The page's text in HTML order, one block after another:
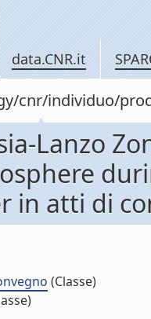
data.CNR.it
cnr/individuo/
Lanzo
in atti di
(Classe)